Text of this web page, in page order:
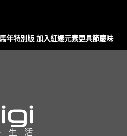
年特別版 加入紅纓元素更具節慶味